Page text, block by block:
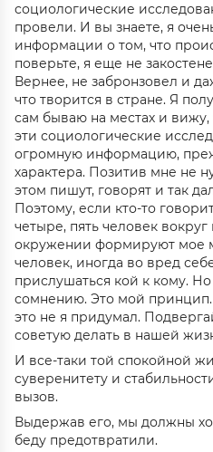
социологические
провели. И вы знаете, я
информации о том, что
поверьте, я еще не
Вернее, не забронзовел и
что творится в стране. Я
сам бываю на местах и
эти социологические
огромную информацию,
характера. Позитив мне не
этом пишут, говорят и так
Поэтому, если кто-то
четыре, пять человек
окружении формируют мое
человек, иногда во вред
прислушаться кой к кому.
сомнению. Это мой принцип.
это не я придумал.
советую делать в нашей
И все-таки той спокойной
суверенитету и
вызов.
Выдержав его, мы должны
беду предотвратили.